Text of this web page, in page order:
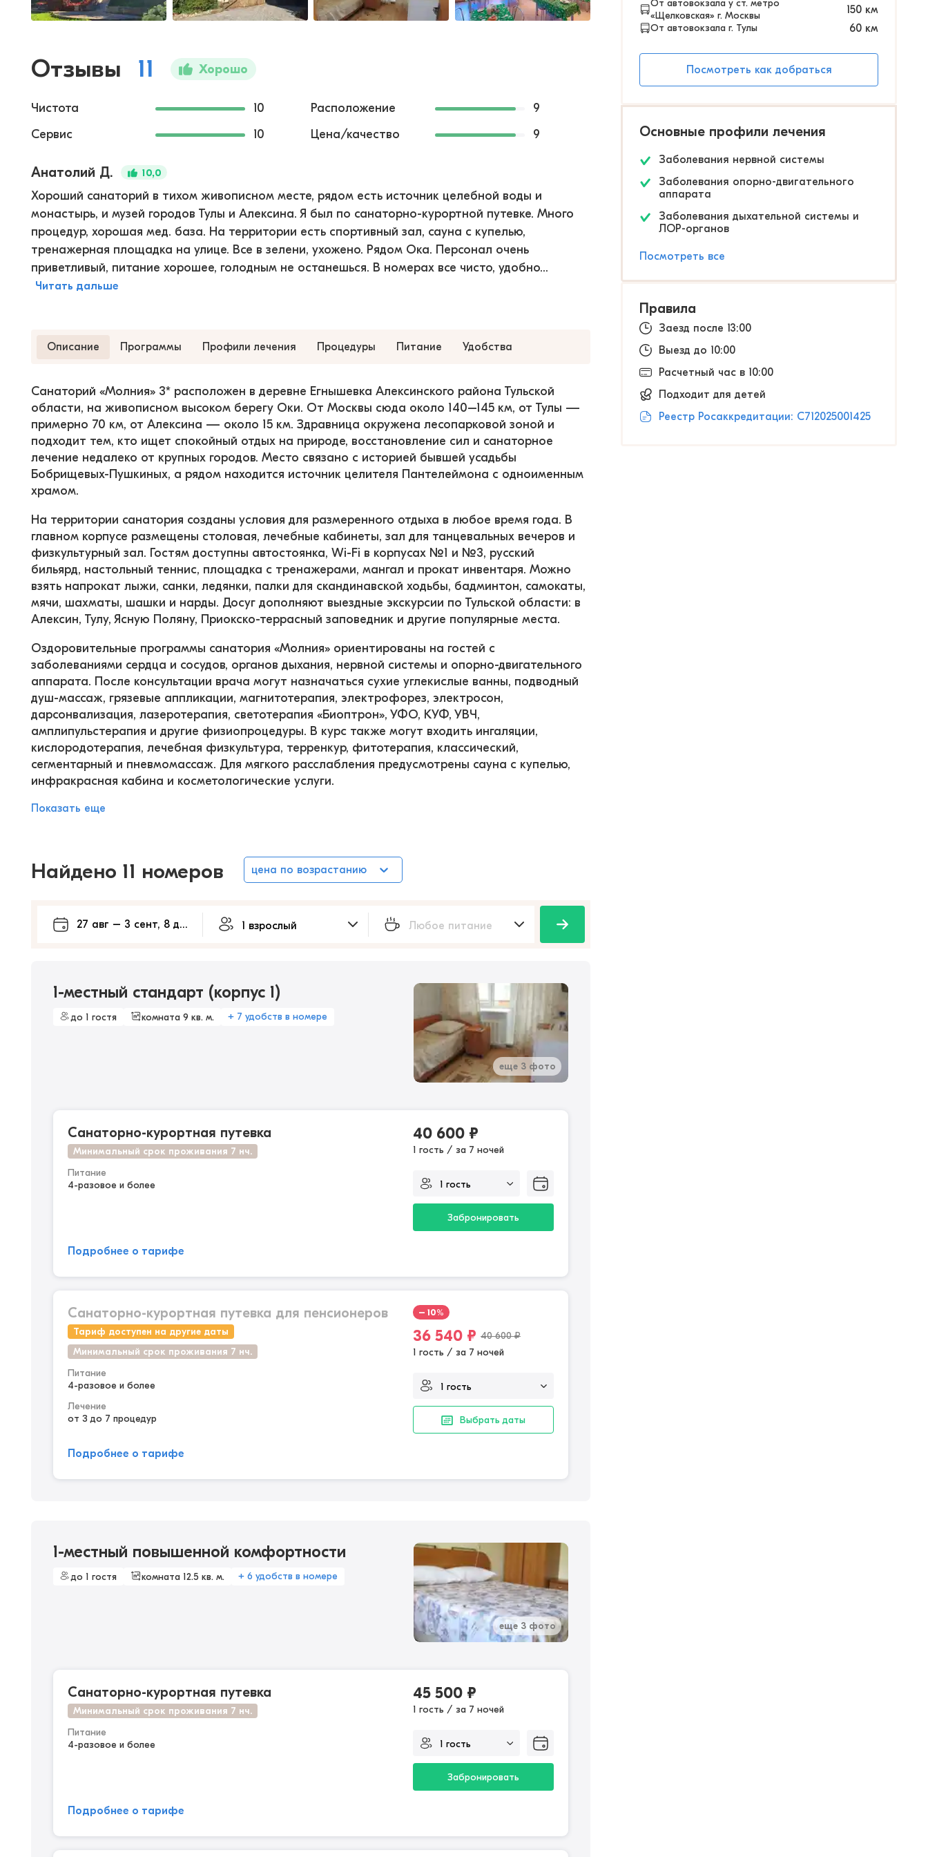
Отзывы 11 Хорошо
Чистота 10 Расположение
9
Сервис
10 Цена/качество 9
Анатолий Д. 10,0
Хороший санаторий в тихом живописном месте, рядом есть источник целебной воды и
монастырь, и музей городов Тулы и Алексина. Я был по санаторно-курортной путевке. Много
процедур, хорошая мед. база. На территории есть спортивный зал, сауна с купелью,
тренажерная площадка на улице. Все в зелени, ухожено. Рядом Ока. Персонал очень
приветливый, питание хорошее, голодным не останешься. В номерах все чисто, удобно...
Читать дальше
Описание Программы Профили лечения Процедуры Питание Удобства
Санаторий «Молния» 3* расположен в деревне Егнышевка Алексинского района Тульской
области, на живописном высоком берегу Оки. От Москвы сюда около 140–145 км, от Тулы —
примерно 70 км, от Алексина — около 15 км. Здравница окружена лесопарковой зоной и
подходит тем, кто ищет спокойный отдых на природе, восстановление сил и санаторное
лечение недалеко от крупных городов. Место связано с историей бывшей усадьбы
Бобрищевых-Пушкиных, а рядом находится источник целителя Пантелеймона с одноименным
храмом.
На территории санатория созданы условия для размеренного отдыха в любое время года. В
главном корпусе размещены столовая, лечебные кабинеты, зал для танцевальных вечеров и
физкультурный зал. Гостям доступны автостоянка, Wi-Fi в корпусах №1 и №3, русский
бильярд, настольный теннис, площадка с тренажерами, мангал и прокат инвентаря. Можно
взять напрокат лыжи, санки, ледянки, палки для скандинавской ходьбы, бадминтон, самокаты,
мячи, шахматы, шашки и нарды. Досуг дополняют выездные экскурсии по Тульской области: в
Алексин, Тулу, Ясную Поляну, Приокско-террасный заповедник и другие популярные места.
Оздоровительные программы санатория «Молния» ориентированы на гостей с
заболеваниями сердца и сосудов, органов дыхания, нервной системы и опорно-двигательного
аппарата. После консультации врача могут назначаться сухие углекислые ванны, подводный
душ-массаж, грязевые аппликации, магнитотерапия, электрофорез, электросон,
дарсонвализация, лазеротерапия, светотерапия «Биоптрон», УФО, КУФ, УВЧ,
амплипульстерапия и другие физиопроцедуры. В курс также могут входить ингаляции,
кислородотерапия, лечебная физкультура, терренкур, фитотерапия, классический,
сегментарный и пневмомассаж. Для мягкого расслабления предусмотрены сауна с купелью,
инфракрасная кабина и косметологические услуги.
Показать еще
Найдено 11 номеров цена по возрастанию
1-местный стандарт (корпус 1)
до 1 гостя комната 9 кв. м. + 7 удобств в номере
еще 3 фото
Санаторно-курортная путевка
Минимальный срок проживания 7 нч.
Питание
4-разовое и более
40 600 ₽
1 гость / за 7 ночей
Забронировать
Подробнее о тарифе
Санаторно-курортная путевка для пенсионеров
Тариф доступен на другие даты
Минимальный срок проживания 7 нч.
Питание
4-разовое и более
Лечение
от 3 до 7 процедур
– 10%
36 540 ₽ 40 600 ₽
1 гость / за 7 ночей
Выбрать даты
Подробнее о тарифе
1-местный повышенной комфортности
до 1 гостя комната 12.5 кв. м. + 6 удобств в номере
еще 3 фото
Санаторно-курортная путевка
Минимальный срок проживания 7 нч.
Питание
4-разовое и более
45 500 ₽
1 гость / за 7 ночей
Забронировать
Подробнее о тарифе
От автовокзала у ст. метро
«Щелковская» г. Москвы
150 км
От автовокзала г. Тулы 60 км
Посмотреть как добраться
Основные профили лечения
Заболевания нервной системы
Заболевания опорно-двигательного
аппарата
Заболевания дыхательной системы и
ЛОР-органов
Посмотреть все
Правила
Заезд после 13:00
Выезд до 10:00
Расчетный час в 10:00
Подходит для детей
Реестр Росаккредитации: С712025001425